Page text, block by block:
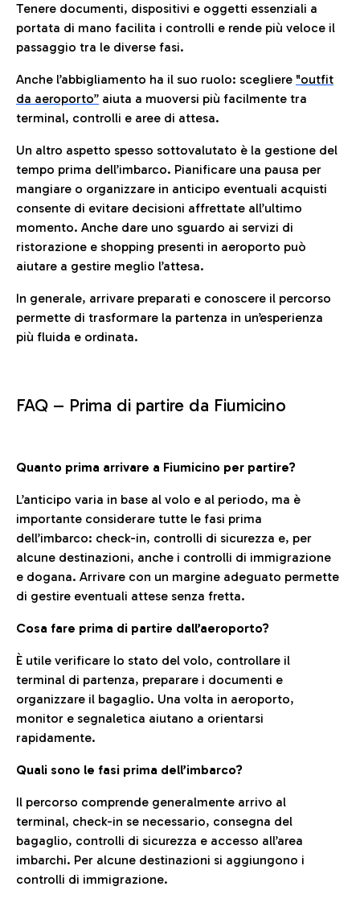
Tenere documenti, dispositivi e oggetti essenziali a
portata di mano facilita i controlli e rende più veloce il
passaggio tra le diverse fasi.
Anche l’abbigliamento ha il suo ruolo: scegliere "outfit
da aeroporto” aiuta a muoversi più facilmente tra
terminal, controlli e aree di attesa.
Un altro aspetto spesso sottovalutato è la gestione del
tempo prima dell’imbarco. Pianificare una pausa per
mangiare o organizzare in anticipo eventuali acquisti
consente di evitare decisioni affrettate all’ultimo
momento. Anche dare uno sguardo ai servizi di
ristorazione e shopping presenti in aeroporto può
aiutare a gestire meglio l’attesa.
In generale, arrivare preparati e conoscere il percorso
permette di trasformare la partenza in un’esperienza
più fluida e ordinata.
FAQ – Prima di partire da Fiumicino
Quanto prima arrivare a Fiumicino per partire?
L’anticipo varia in base al volo e al periodo, ma è
importante considerare tutte le fasi prima
dell’imbarco: check-in, controlli di sicurezza e, per
alcune destinazioni, anche i controlli di immigrazione
e dogana. Arrivare con un margine adeguato permette
di gestire eventuali attese senza fretta.
Cosa fare prima di partire dall’aeroporto?
È utile verificare lo stato del volo, controllare il
terminal di partenza, preparare i documenti e
organizzare il bagaglio. Una volta in aeroporto,
monitor e segnaletica aiutano a orientarsi
rapidamente.
Quali sono le fasi prima dell’imbarco?
Il percorso comprende generalmente arrivo al
terminal, check-in se necessario, consegna del
bagaglio, controlli di sicurezza e accesso all’area
imbarchi. Per alcune destinazioni si aggiungono i
controlli di immigrazione.